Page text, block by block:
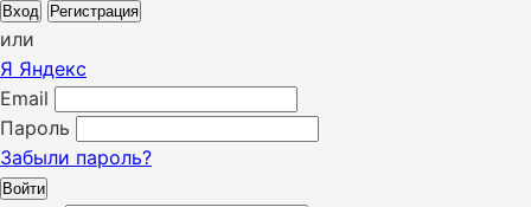
Вход
Регистрация
или
Я Яндекс
Email
Пароль
Забыли пароль?
Войти